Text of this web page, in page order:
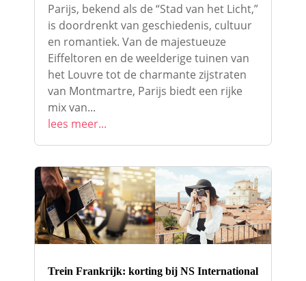
Parijs, bekend als de “Stad van het Licht,”
is doordrenkt van geschiedenis, cultuur
en romantiek. Van de majestueuze
Eiffeltoren en de weelderige tuinen van
het Louvre tot de charmante zijstraten
van Montmartre, Parijs biedt een rijke
mix van...
lees meer...
Trein Frankrijk: korting bij NS International